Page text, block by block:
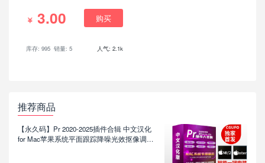
3.00 购买
库存: 995 销量: 5 人气: 2.1k
推荐商品
【永久码】Pr 2020-2025插件合辑 中文汉化
for Mac苹果系统平面跟踪降噪光效抠像调色